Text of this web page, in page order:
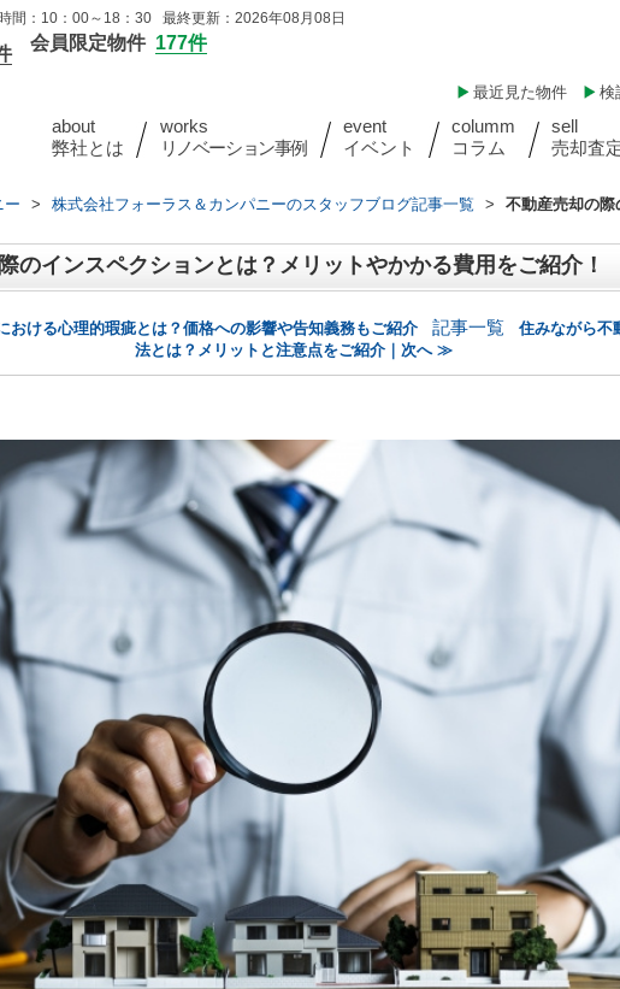
間：10：00～18：30 最終更新：2026年08月08日
会員限定物件 177件
検
最近見た物件
about
弊社とは
works
リノベーション事例
event
イベント
columm
コラム
sell
売却査
ー > 株式会社フォーラス＆カンパニーのスタッフブログ記事一覧 >
不動産売却の
のインスペクションとは？メリットやかかる費用をご紹介！
ける心理的瑕疵とは？価格への影響や告知義務もご紹介 記事一覧
住みながら不
法とは？メリットと注意点をご紹介｜次へ ≫